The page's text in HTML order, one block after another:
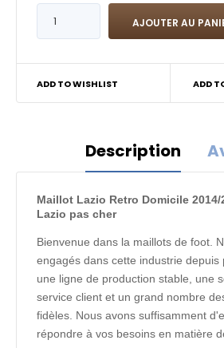
ADD TO WISHLIST ADD
Description
Maillot Lazio Retro Domicile
Lazio pas cher
Bienvenue dans la maillots de foot.
engagés dans cette industrie depuis
une ligne de production stable, une
service client et un grand nombre
fidèles. Nous avons suffisamment
répondre à vos besoins en matière